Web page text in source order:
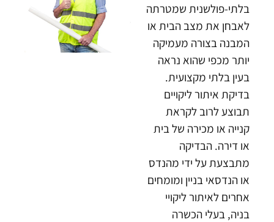
בלתי-פולשנית שמטרתה
לאבחן את מצב הבית או
המבנה בצורה מעמיקה
יותר מכפי שהוא נראה
בעין בלתי מקצועית.
בדיקת איתור ליקויים
תבוצע לרוב לקראת
קנייה או מכירה של בית
או דירה. הבדיקה
מתבצעת על ידי מהנדס
או הנדסאי בניין ומומחים
אחרים לאיתור ליקויי
בניה, בעלי הכשרה